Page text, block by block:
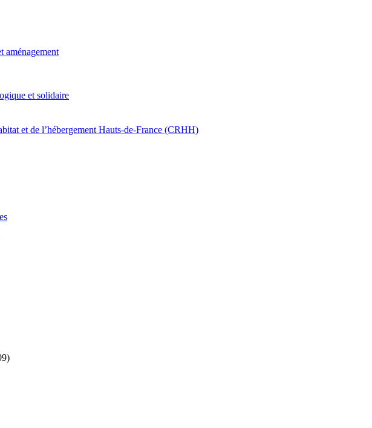
aménagement
et solidaire
et de l’hébergement Hauts-de-France (CRHH)